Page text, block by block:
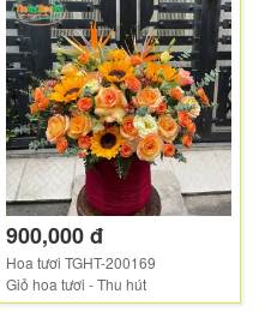
900,000 đ
Hoa tươi TGHT-200169
Giỏ hoa tươi - Thu hút